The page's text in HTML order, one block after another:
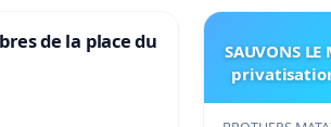
de la place du
SAUVONS